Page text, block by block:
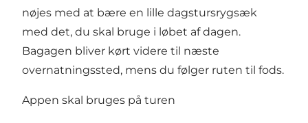
nøjes med at bære en lille dagstursrygsæk
med det, du skal bruge i løbet af dagen.
Bagagen bliver kørt videre til næste
overnatningssted, mens du følger ruten til fods.
Appen skal bruges på turen